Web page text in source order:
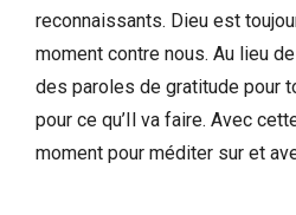
reconnaissants. Dieu est
moment contre nous. Au lieu
des paroles de gratitude pour
pour ce qu’Il va faire. Avec
moment pour méditer sur et